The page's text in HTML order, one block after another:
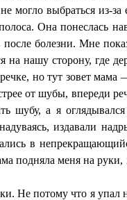
могло выбраться из-за
Она понеслась
болезни. Мне
на нашу сторону, где
но тут зовет
от шубы, впереди
шубу, а я
издавали
в
подняла меня на
Не потому что я